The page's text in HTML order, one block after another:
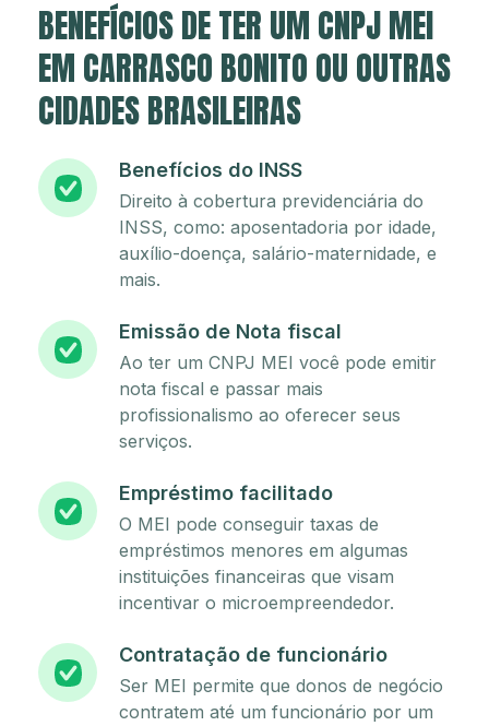
BENEFÍCIOS DE TER UM CNPJ MEI
EM CARRASCO BONITO OU OUTRAS
CIDADES BRASILEIRAS
Benefícios do INSS
Direito à cobertura previdenciária do
INSS, como: aposentadoria por idade,
auxílio-doença, salário-maternidade, e
mais.
Emissão de Nota fiscal
Ao ter um CNPJ MEI você pode emitir
nota fiscal e passar mais
profissionalismo ao oferecer seus
serviços.
Empréstimo facilitado
O MEI pode conseguir taxas de
empréstimos menores em algumas
instituições financeiras que visam
incentivar o microempreendedor.
Contratação de funcionário
Ser MEI permite que donos de negócio
contratem até um funcionário por um